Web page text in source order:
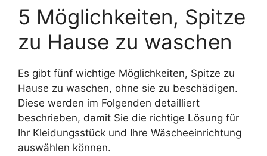
5 Möglichkeiten, Spitze
zu Hause zu waschen
Es gibt fünf wichtige Möglichkeiten, Spitze zu
Hause zu waschen, ohne sie zu beschädigen.
Diese werden im Folgenden detailliert
beschrieben, damit Sie die richtige Lösung für
Ihr Kleidungsstück und Ihre Wäscheeinrichtung
auswählen können.